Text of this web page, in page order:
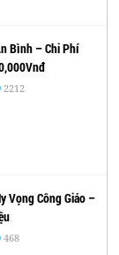
Bình – Chi Phí
2212
Vọng Công Giáo –
468